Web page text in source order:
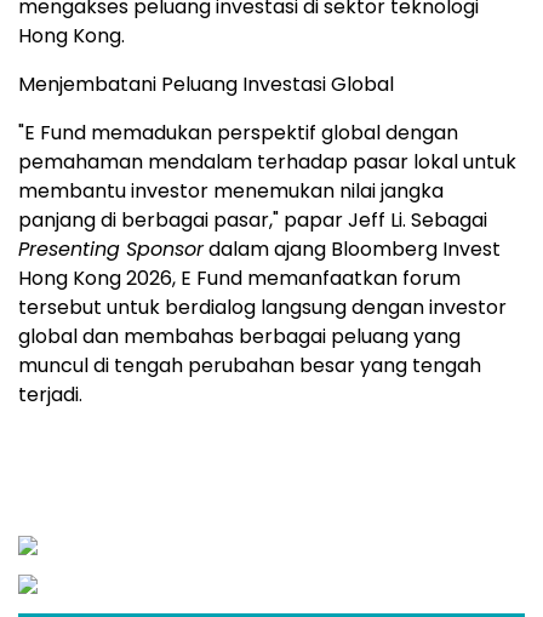
mengakses peluang investasi di sektor teknologi
Hong Kong.
Menjembatani Peluang Investasi Global
"E Fund memadukan perspektif global dengan
pemahaman mendalam terhadap pasar lokal untuk
membantu investor menemukan nilai jangka
panjang di berbagai pasar," papar Jeff Li. Sebagai
Presenting Sponsordalam ajang Bloomberg Invest
Hong Kong 2026, E Fund memanfaatkan forum
tersebut untuk berdialog langsung dengan investor
global dan membahas berbagai peluang yang
muncul di tengah perubahan besar yang tengah
terjadi.